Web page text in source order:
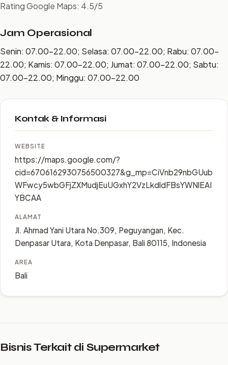
Rating Google Maps: 4.5/5
Jam Operasional
Senin: 07.00–22.00; Selasa: 07.00–22.00; Rabu: 07.00–
22.00; Kamis: 07.00–22.00; Jumat: 07.00–22.00; Sabtu:
07.00–22.00; Minggu: 07.00–22.00
Kontak & Informasi
WEBSITE
https://maps.google.com/?
cid=6706162930756500327&g_mp=CiVnb29nbGUub
WFwcy5wbGFjZXMudjEuUGxhY2VzLkdldFBsYWNlEAI
YBCAA
ALAMAT
Jl. Ahmad Yani Utara No.309, Peguyangan, Kec.
Denpasar Utara, Kota Denpasar, Bali 80115, Indonesia
AREA
Bali
Bisnis Terkait di Supermarket